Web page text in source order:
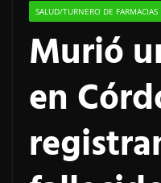
SALUD/TURNERO DE FARMACIAS
Murió
en